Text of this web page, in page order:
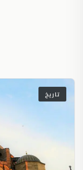
تاريخ